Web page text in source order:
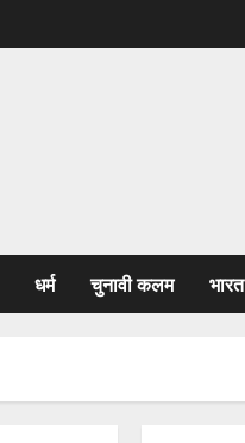
धर्म चुनावी कलम भारत